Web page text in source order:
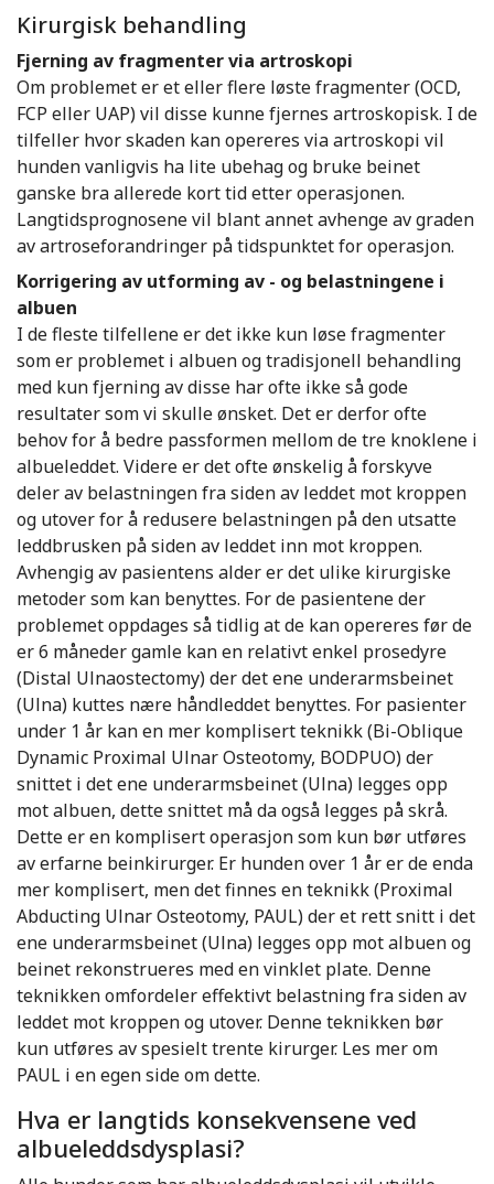
Kirurgisk behandling
Fjerning av fragmenter via artroskopi
Om problemet er et eller flere løste fragmenter (OCD,
FCP eller UAP) vil disse kunne fjernes artroskopisk. I de
tilfeller hvor skaden kan opereres via artroskopi vil
hunden vanligvis ha lite ubehag og bruke beinet
ganske bra allerede kort tid etter operasjonen.
Langtidsprognosene vil blant annet avhenge av graden
av artroseforandringer på tidspunktet for operasjon.
Korrigering av utforming av - og belastningene i
albuen
I de fleste tilfellene er det ikke kun løse fragmenter
som er problemet i albuen og tradisjonell behandling
med kun fjerning av disse har ofte ikke så gode
resultater som vi skulle ønsket. Det er derfor ofte
behov for å bedre passformen mellom de tre knoklene i
albueleddet. Videre er det ofte ønskelig å forskyve
deler av belastningen fra siden av leddet mot kroppen
og utover for å redusere belastningen på den utsatte
leddbrusken på siden av leddet inn mot kroppen.
Avhengig av pasientens alder er det ulike kirurgiske
metoder som kan benyttes. For de pasientene der
problemet oppdages så tidlig at de kan opereres før de
er 6 måneder gamle kan en relativt enkel prosedyre
(Distal Ulnaostectomy) der det ene underarmsbeinet
(Ulna) kuttes nære håndleddet benyttes. For pasienter
under 1 år kan en mer komplisert teknikk (Bi-Oblique
Dynamic Proximal Ulnar Osteotomy, BODPUO) der
snittet i det ene underarmsbeinet (Ulna) legges opp
mot albuen, dette snittet må da også legges på skrå.
Dette er en komplisert operasjon som kun bør utføres
av erfarne beinkirurger. Er hunden over 1 år er de enda
mer komplisert, men det finnes en teknikk (Proximal
Abducting Ulnar Osteotomy, PAUL) der et rett snitt i det
ene underarmsbeinet (Ulna) legges opp mot albuen og
beinet rekonstrueres med en vinklet plate. Denne
teknikken omfordeler effektivt belastning fra siden av
leddet mot kroppen og utover. Denne teknikken bør
kun utføres av spesielt trente kirurger. Les mer om
PAUL i en egen side om dette.
Hva er langtids konsekvensene ved
albueleddsdysplasi?